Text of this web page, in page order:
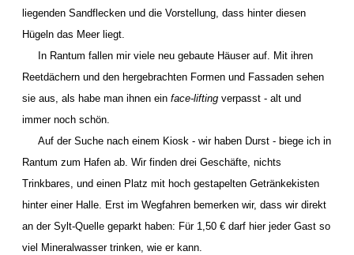
liegenden Sandflecken und die Vorstellung, dass hinter diesen
Hügeln das Meer liegt.
In Rantum fallen mir viele neu gebaute Häuser auf. Mit ihren
Reetdächern und den hergebrachten Formen und Fassaden sehen
sie aus, als habe man ihnen ein face-lifting verpasst - alt und
immer noch schön.
Auf der Suche nach einem Kiosk - wir haben Durst - biege ich in
Rantum zum Hafen ab. Wir finden drei Geschäfte, nichts
Trinkbares, und einen Platz mit hoch gestapelten Getränkekisten
hinter einer Halle. Erst im Wegfahren bemerken wir, dass wir direkt
an der Sylt-Quelle geparkt haben: Für 1,50 € darf hier jeder Gast so
viel Mineralwasser trinken, wie er kann.